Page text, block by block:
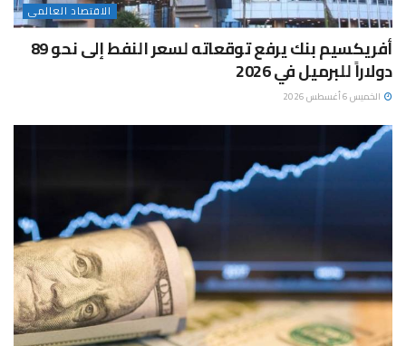
الاقتصاد العالمى
أفريكسيم بنك يرفع توقعاته لسعر النفط إلى نحو 89
دولاراً للبرميل في 2026
الخميس 6 أغسطس 2026